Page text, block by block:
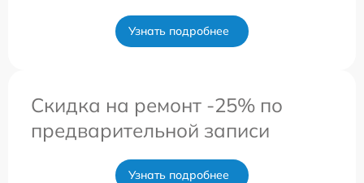
Узнать подробнее
Скидка на ремонт -25% по
предварительной записи
Узнать подробнее